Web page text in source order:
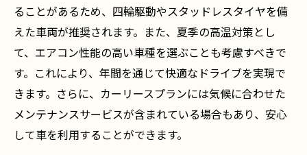
活
カーリースと地域交通サービスの相乗効果
地域の観光情報を活用したカーリースの楽
しみ方
滋賀県大津市で探るカーリースプラン地域特性
を考慮した選択
地域特化型カーリースプランの利点
ることがあるため、四輪駆動やスタッドレスタイヤを備
えた車両が推奨されます。また、夏季の高温対策とし
て、エアコン性能の高い車種を選ぶことも考慮すべきで
す。これにより、年間を通じて快適なドライブを実現で
きます。さらに、カーリースプランには気候に合わせた
メンテナンスサービスが含まれている場合もあり、安心
して車を利用することができます。